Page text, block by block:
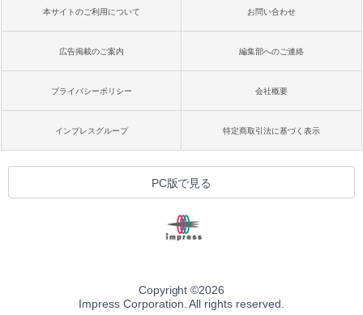
本サイトのご利用について お問い合わせ
広告掲載のご案内 編集部へのご連絡
プライバシーポリシー 会社概要
インプレスグループ 特定商取引法に基づく表示
PC版で見る
Copyright ©2026
Impress Corporation. All rights reserved.